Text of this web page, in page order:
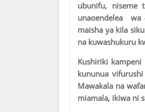
ubunifu, niseme
unaoendelea wa
maisha ya kila
na kuwashukuru
Kushiriki
kununua
Mawakala na
miamala, ikiwa ni